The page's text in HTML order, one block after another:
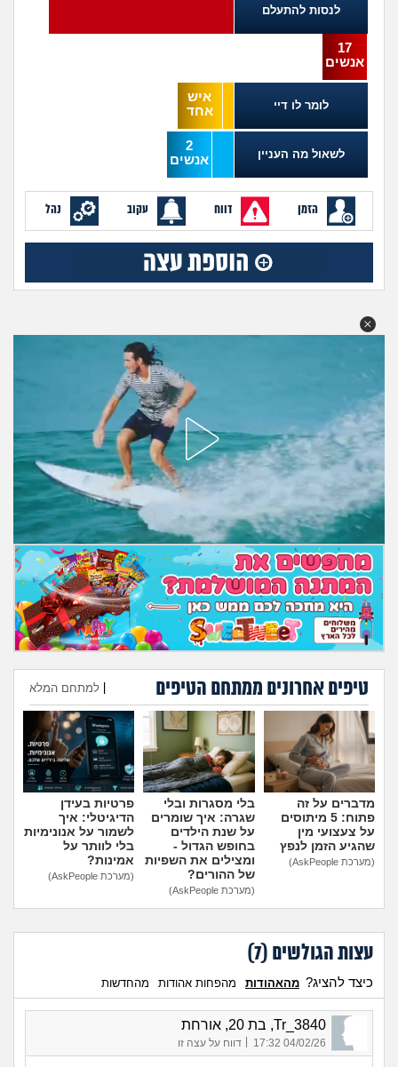
חברים ואנשים
בית, שכנים ושותפים
מה שעובר עליי
פיננסי וכלכלה
בין הסדינים
חיות מחמד
יוקר המחיה
גאווה
לנסות להתעלם
17
אנשים
לומר לו דיי
איש
אחד
לשאול מה העניין
2
אנשים
הזמן דווח עקוב נהל
טיפים אחרונים ממתחם הטיפים למתחם המלא
הוספת טיפ
מדברים על זה
פתוח: 5 מיתוסים
על צעצועי מין
שהגיע הזמן לנפץ
(מערכת AskPeople)
בלי מסגרות ובלי
שגרה: איך שומרים
על שנת הילדים
בחופש הגדול -
ומצילים את השפיות
של ההורים?
(מערכת AskPeople)
פרטיות בעידן
הדיגיטלי: איך
לשמור על אנונימיות
בלי לוותר על
אמינות?
(מערכת AskPeople)
עצות הגולשים (7
)
כיצד להציג? מהאהודות מהפחות אהודות מהחדשות
Tr_3840, בת 20, אורחת
04/02/26 17:32
| דווח על עצה זו